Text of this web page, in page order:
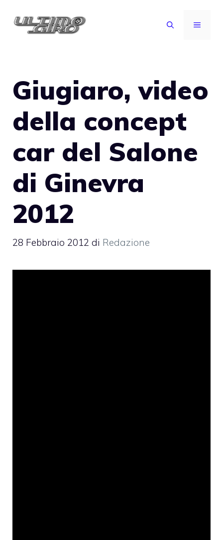
MENU
Giugiaro, video
della concept
car del Salone
di Ginevra
2012
28 Febbraio 2012 di Redazione